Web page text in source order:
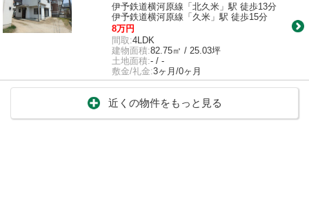
伊予鉄道横河原線「北久米」駅 徒歩13分
伊予鉄道横河原線「久米」駅 徒歩15分
8万円
間取:4LDK
建物面積:82.75㎡ / 25.03坪
土地面積:- / -
敷金/礼金:3ヶ月/0ヶ月
近くの物件をもっと見る